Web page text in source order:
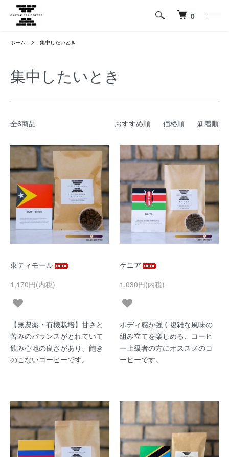
0
ホーム 集中したいとき
集中したいとき
全6商品 おすすめ順 価格順 新着順
東ティモール
1,170円(内税)
【無農薬・有機栽培】甘さと
苦みのバランスがとれていて
飲み心地の良さがあり、飽き
のこないコーヒーです。
ケニア
1,030円(内税)
ボディ感が強く複雑な風味の
組み立てを楽しめる、コーヒ
ー上級者の方にオススメのコ
ーヒーです。